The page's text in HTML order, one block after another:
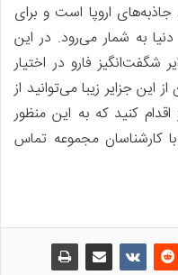
جاذبه‌های اروپا است و برای
به شمار می‌رود. در این
شگفت‌انگیز فارو در اختیار
این جزایر زیبا می‌توانید از
کنید که به این منظور
کارشناسان مجموعه تماس